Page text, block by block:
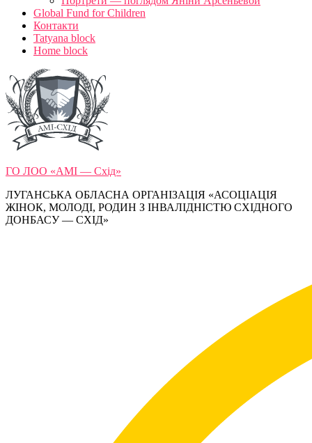
Global Fund for Children
Контакти
Tatyana block
Home block
ГО ЛОО «АМІ — Схід»
ЛУГАНСЬКА ОБЛАСНА ОРГАНІЗАЦІЯ «АСОЦІАЦІЯ
ЖІНОК, МОЛОДІ, РОДИН З ІНВАЛІДНІСТЮ СХІДНОГО
ДОНБАСУ — СХІД»